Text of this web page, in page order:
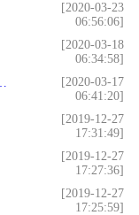
[2020-03-23
06:56:06]
[2020-03-18
06:34:58]
[2020-03-17
06:41:20]
[2019-12-27
17:31:49]
[2019-12-27
17:27:36]
[2019-12-27
17:25:59]